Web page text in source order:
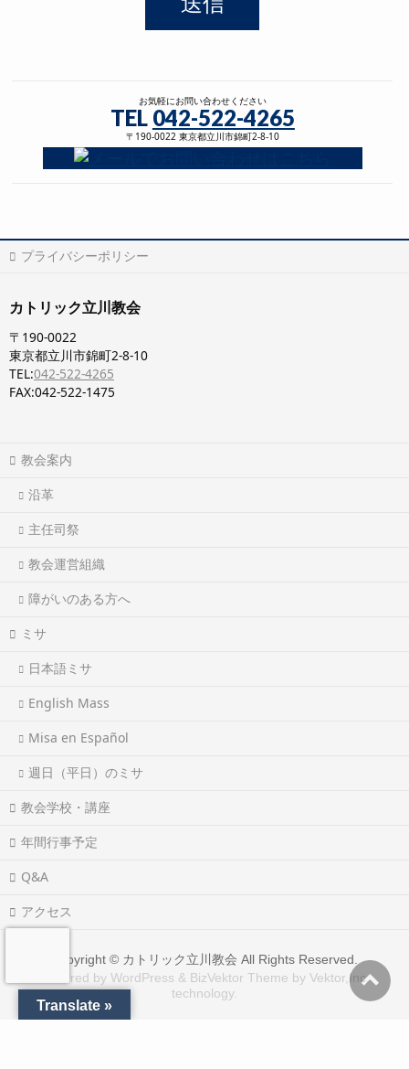
お気軽にお問い合わせください
TEL 042-522-4265
〒190-0022 東京都立川市錦町2-8-10
プライバシーポリシー
カトリック立川教会
〒190-0022
東京都立川市錦町2-8-10
TEL:042-522-4265
FAX:042-522-1475
教会案内
沿革
主任司祭
教会運営組織
障がいのある方へ
ミサ
日本語ミサ
English Mass
Misa en Español
週日（平日）のミサ
教会学校・講座
年間行事予定
Q&A
アクセス
Copyright © カトリック立川教会 All Rights Reserved.
Powered byWordPress & BizVektor Theme byVektor,Inc.
technology.
Translate »